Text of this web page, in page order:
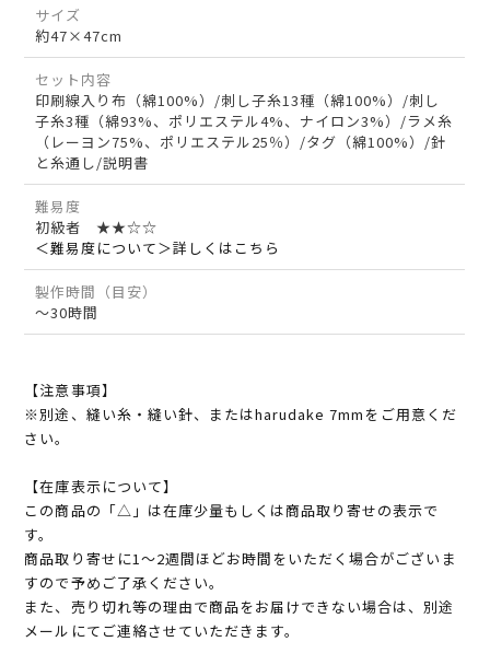
サイズ
約47×47cm
セット内容
印刷線入り布（綿100%）/刺し子糸13種（綿100%）/刺し
子糸3種（綿93%、ポリエステル4%、ナイロン3%）/ラメ糸
（レーヨン75%、ポリエステル25％）/タグ（綿100%）/針
と糸通し/説明書
難易度
初級者 ★★☆☆
＜難易度について＞詳しくはこちら
製作時間（目安）
～30時間
【注意事項】
※別途、縫い糸・縫い針、またはharudake 7mmをご用意くだ
さい。
【在庫表示について】
この商品の「△」は在庫少量もしくは商品取り寄せの表示で
す。
商品取り寄せに1～2週間ほどお時間をいただく場合がございま
すので予めご了承ください。
また、売り切れ等の理由で商品をお届けできない場合は、別途
メールにてご連絡させていただきます。